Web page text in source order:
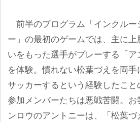
前半のプログラム「インクルー
ー」の最初のゲームでは、主に
いをもった選手がプレーする「ア
を体験。慣れない松葉づえを両
サッカーするという経験したこと
参加メンバーたちは悪戦苦闘。
ンロウのアントニーは、「松葉